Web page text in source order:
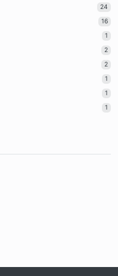
24
16
1
2
2
1
1
1